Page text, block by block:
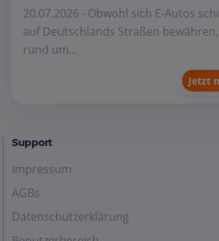
20.07.2026 - Obwohl sich E-Autos
auf Deutschlands Straßen
rund um...
Jetzt
Support
Impressum
AGBs
Datenschutzerklärung